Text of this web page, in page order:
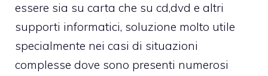
essere sia su carta che su cd,dvd e altri
supporti informatici, soluzione molto utile
specialmente nei casi di situazioni
complesse dove sono presenti numerosi